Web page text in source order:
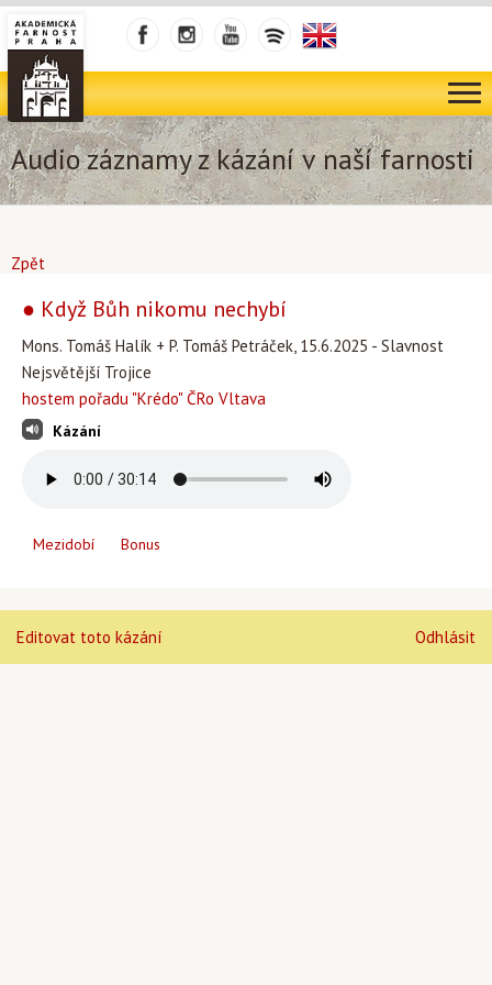
Audio záznamy z kázání v naší farnosti
Zpět
● Když Bůh nikomu nechybí
Mons. Tomáš Halík + P. Tomáš Petráček, 15.6.2025 - Slavnost
Nejsvětější Trojice
hostem pořadu "Krédo" ČRo Vltava
Kázání
Mezidobí Bonus
Editovat toto kázání Odhlásit